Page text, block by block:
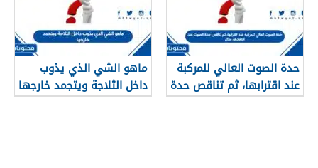
حدة الصوت العالي للمركبة
عند اقترابها، ثم تناقص حدة
الصوت عند ابتعادها، مثال
ماهو الشي الذي يذوب
داخل الثلاجة ويتجمد خارجها